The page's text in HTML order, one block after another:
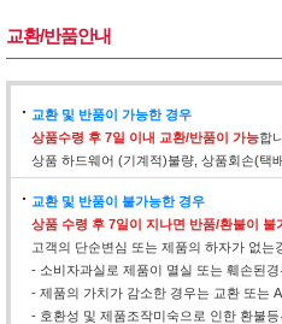
교환/반품안내
교환 및 반품이 가능한 경우
상품수령 후 7일 이내 교환/반품이 가능합
상품 하드웨어 (기계적)불량, 상품회손(택
교환 및 반품이 불가능한 경우
상품 수령 후 7일이 지나면 반품/환불이 불
고객의 단순변심 또는 제품의 하자가 없는
- 소비자과실로 제품이 멸실 또는 훼손된
- 제품의 가치가 감소한 경우는 교환 또는
- 호환성 및 제품조작미숙으로 인한 환불